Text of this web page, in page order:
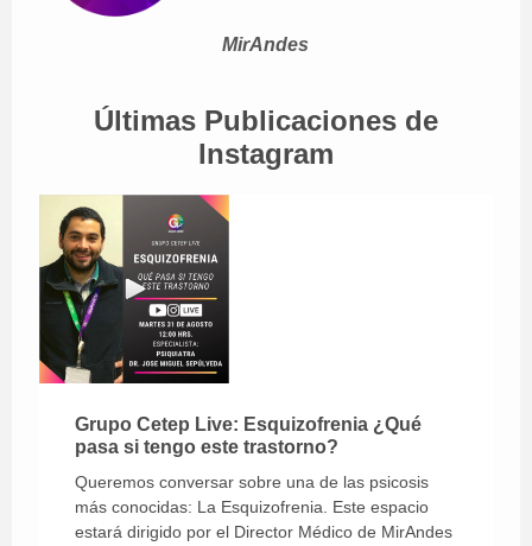
MirAndes
Últimas Publicaciones de
Instagram
Grupo Cetep Live: Esquizofrenia ¿Qué
pasa si tengo este trastorno?
Queremos conversar sobre una de las psicosis
más conocidas: La Esquizofrenia. Este espacio
estará dirigido por el Director Médico de MirAndes